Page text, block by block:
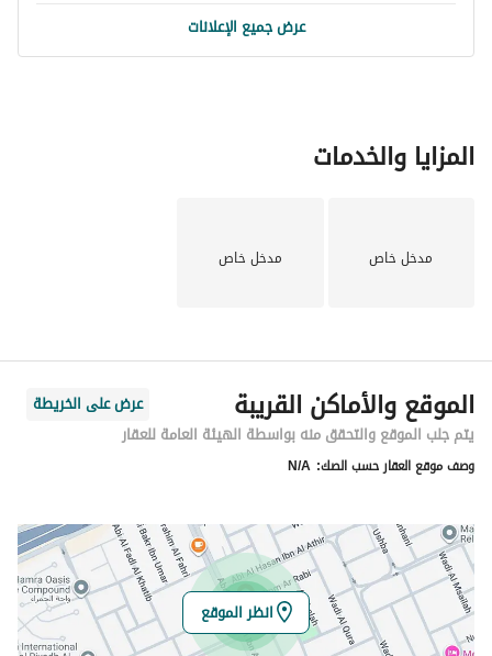
عرض جميع الإعلانات
المزايا والخدمات
مدخل خاص مدخل خاص
الموقع والأماكن القريبة
عرض على الخريطة
يتم جلب الموقع والتحقق منه بواسطة الهيئة العامة للعقار
وصف موقع العقار حسب الصك: N/A
انظر الموقع